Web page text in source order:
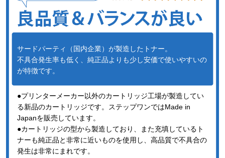
サードパーティ（国内企業）が製造したトナー。
不具合発生率も低く、純正品よりも少し安価で使いやすいの
が特徴です。
●プリンターメーカー以外のカートリッジ工場が製造してい
る新品のカートリッジです。ステップワンではMade in
Japanを販売しています。
●カートリッジの型から製造しており、また充填しているト
ナーも純正品と非常に近いものを使用し、高品質で不具合の
発生は非常にまれです。